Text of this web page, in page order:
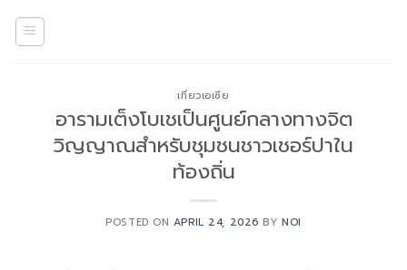
เที่ยวเอเซีย
อารามเต็งโบเชเป็นศูนย์กลางทางจิต
วิญญาณสำหรับชุมชนชาวเชอร์ปาใน
ท้องถิ่น
POSTED ON APRIL 24, 2026 BY NOI